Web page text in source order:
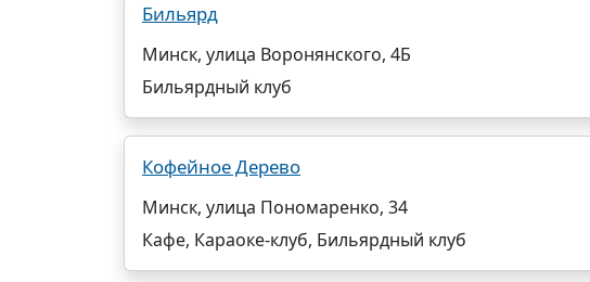
Бильярд
Минск, улица Воронянского, 4Б
Бильярдный клуб
Кофейное Дерево
Минск, улица Пономаренко, 34
Кафе, Караоке-клуб, Бильярдный клуб